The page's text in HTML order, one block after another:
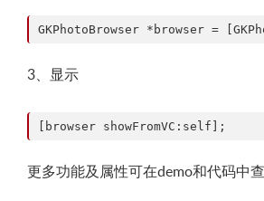
3、显示
更多功能及属性可在demo和代码中